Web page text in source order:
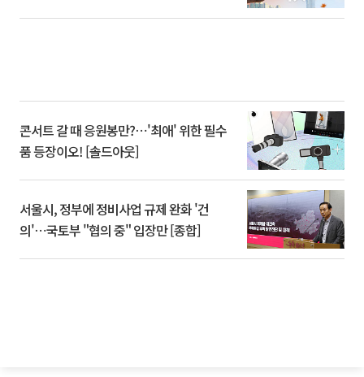
콘서트 갈 때 응원봉만?⋯'최애' 위한 필수
품 등장이오! [솔드아웃]
서울시, 정부에 정비사업 규제 완화 '건
의'⋯국토부 "협의 중" 입장만 [종합]